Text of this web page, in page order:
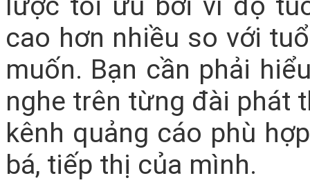
cao hơn nhiều so với
muốn. Bạn cần phải
nghe trên từng đài phát
kênh quảng cáo phù
bá, tiếp thị của mình.